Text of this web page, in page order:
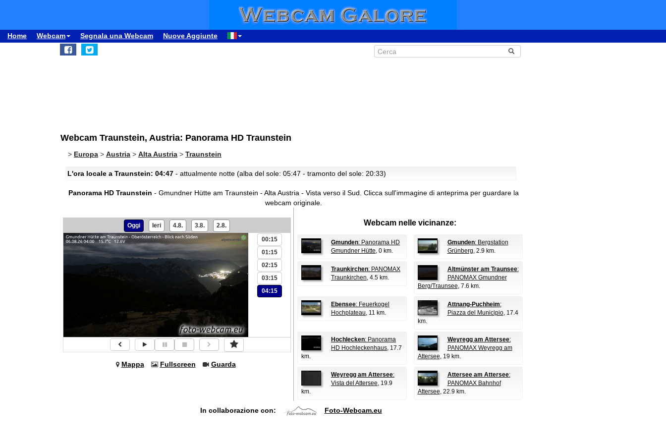
Home Webcam Segnala una Webcam Nuove Aggiunte
Webcam Traunstein, Austria: Panorama HD Traunstein
> Europa > Austria > Alta Austria > Traunstein
L'ora locale a Traunstein: 04:47 - attualmente notte (alba del sole: 05:47 - tramonto del sole: 20:33)
Panorama HD Traunstein - Gmundner Hütte am Traunstein - Alta Austria - Vista verso il Sud. Clicca sull'immagine di anteprima per guardare la
webcam originale.
Oggi Ieri 4.8. 3.8. 2.8.
00:15
01:15
02:15
03:15
04:15
Mappa Fullscreen Guarda
Webcam nelle vicinanze:
Gmunden: Panorama HD
Gmundner Hütte, 0 km.
Gmunden: Bergstation
Grünberg, 2.9 km.
Traunkirchen: PANOMAX
Traunkirchen, 4.5 km.
Altmünster am Traunsee:
PANOMAX Gmundner
Berg/Traunsee, 7.6 km.
Ebensee: Feuerkogel
Hochplateau, 11 km.
Attnang-Puchheim:
Piazza del Municipio, 17.4
km.
Hochlecken: Panorama
HD Hochleckenhaus, 17.7
km.
Weyregg am Attersee:
PANOMAX Weyregg am
Attersee, 19 km.
Weyregg am Attersee:
Vista del Attersee, 19.9
km.
Attersee am Attersee:
PANOMAX Bahnhof
Attersee, 22.9 km.
In collaborazione con: Foto-Webcam.eu